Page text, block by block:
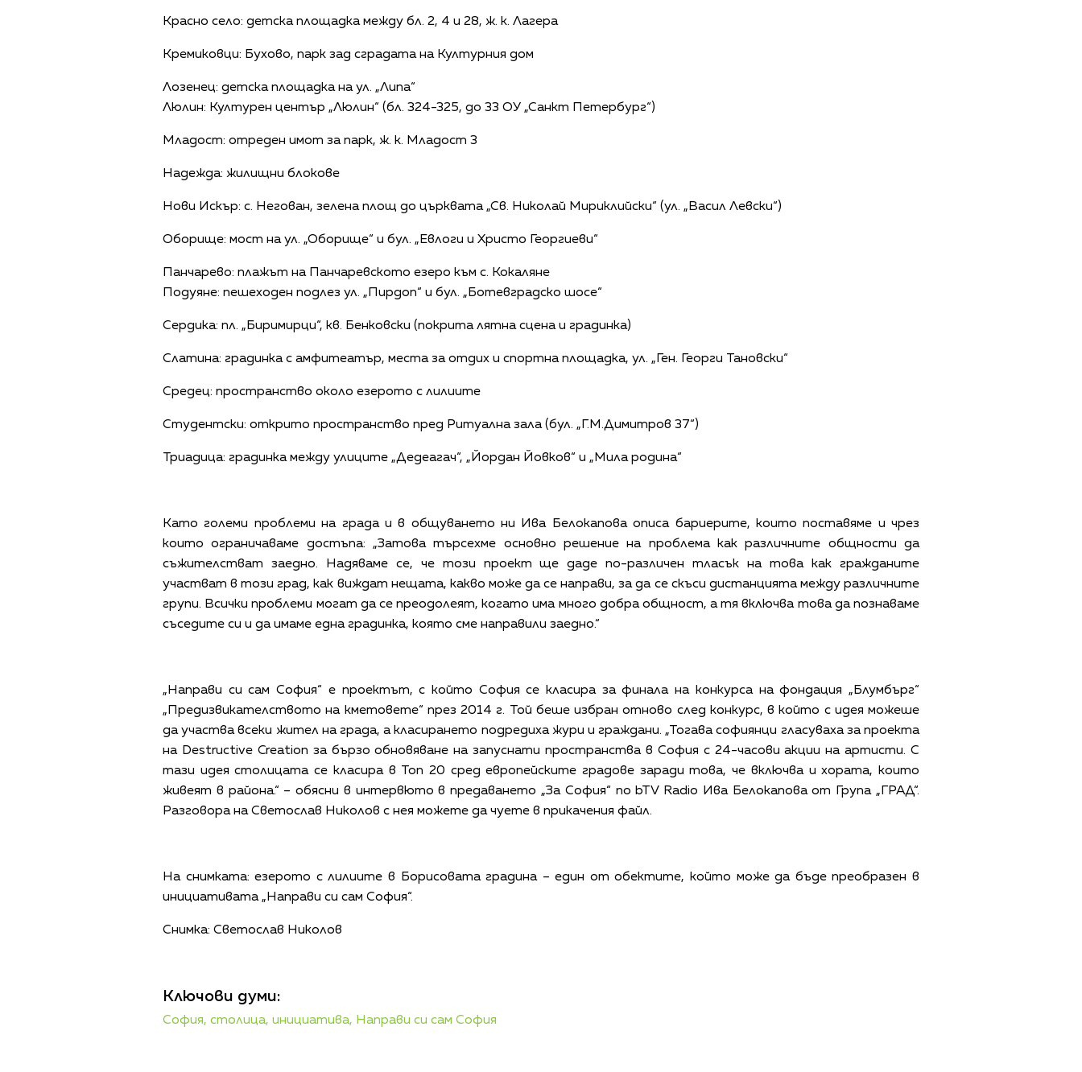
Красно село: детска площадка между бл. 2, 4 и 28, ж. к. Лагера
Кремиковци: Бухово, парк зад сградата на Културния дом
Лозенец: детска площадка на ул. „Липа“
Люлин: Културен център „Люлин“ (бл. 324-325, до 33 ОУ „Санкт Петербург“)
Младост: отреден имот за парк, ж. к. Младост 3
Надежда: жилищни блокове
Нови Искър: с. Негован, зелена площ до църквата „Св. Николай Мириклийски“ (ул. „Васил Левски“)
Оборище: мост на ул. „Оборище“ и бул. „Евлоги и Христо Георгиеви“
Панчарево: плажът на Панчаревското езеро към с. Кокаляне
Подуяне: пешеходен подлез ул. „Пирдоп“ и бул. „Ботевградско шосе“
Сердика: пл. „Биримирци“, кв. Бенковски (покрита лятна сцена и градинка)
Слатина: градинка с амфитеатър, места за отдих и спортна площадка, ул. „Ген. Георги Тановски“
Средец: пространство около езерото с лилиите
Студентски: открито пространство пред Ритуална зала (бул. „Г.М.Димитров 37“)
Триадица: градинка между улиците „Дедеагач“, „Йордан Йовков“ и „Мила родина“
Като големи проблеми на града и в общуването ни Ива Белокапова описа бариерите, които поставяме и чрез
които ограничаваме достъпа: „Затова търсехме основно решение на проблема как различните общности да
съжителстват заедно. Надяваме се, че този проект ще даде по-различен тласък на това как гражданите
участват в този град, как виждат нещата, какво може да се направи, за да се скъси дистанцията между различните
групи. Всички проблеми могат да се преодолеят, когато има много добра общност, а тя включва това да познаваме
съседите си и да имаме една градинка, която сме направили заедно.“
„Направи си сам София“ е проектът, с който София се класира за финала на конкурса на фондация „Блумбърг“
„Предизвикателството на кметовете“ през 2014 г. Той беше избран отново след конкурс, в който с идея можеше
да участва всеки жител на града, а класирането подредиха жури и граждани. „Тогава софиянци гласуваха за проекта
на Destructive Creation за бързо обновяване на запуснати пространства в София с 24-часови акции на артисти. С
тази идея столицата се класира в Топ 20 сред европейските градове заради това, че включва и хората, които
живеят в района.“ – обясни в интервюто в предаването „За София“ по bTV Radio Ива Белокапова от Група „ГРАД“.
Разговора на Светослав Николов с нея можете да чуете в прикачения файл.
На снимката: езерото с лилиите в Борисовата градина – един от обектите, който може да бъде преобразен в
инициативата „Направи си сам София“.
Снимка: Светослав Николов
Ключови думи:
София, столица, инициатива, Направи си сам София